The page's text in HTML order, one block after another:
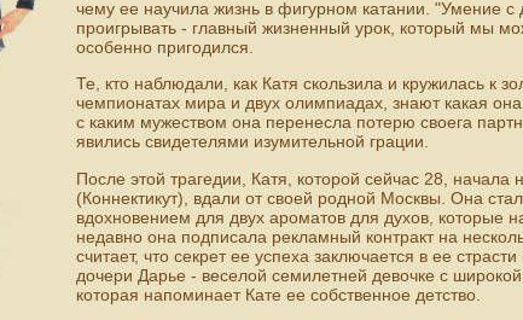
чему ее научила жизнь в фигурном катании. "Умение с
проигрывать - главный жизненный урок, который мы
особенно пригодился.
Те, кто наблюдали, как Катя скользила и кружилась к
чемпионатах мира и двух олимпиадах, знают какая
с каким мужеством она перенесла потерю своега
явились свидетелями изумительной грации.
После этой трагедии, Катя, которой сейчас 28,
(Коннектикут), вдали от своей родной Москвы. Она
вдохновением для двух ароматов для духов, которые
недавно она подписала рекламный контракт на
считает, что секрет ее успеха заключается в ее
дочери Дарье - веселой семилетней девочке с
которая напоминает Кате ее собственное детство.